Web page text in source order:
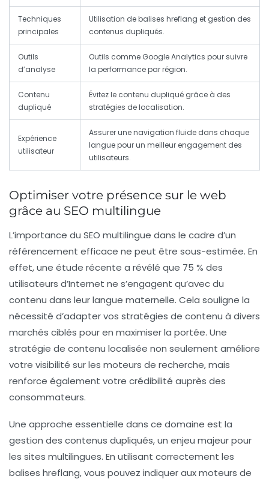
Techniques
principales
Utilisation debalises hreflang et gestion des
contenus dupliqués.
Outils
d’analyse
Outils comme Google Analytics pour suivre
la performancepar région.
Contenu
dupliqué
Évitez le contenu dupliqué grâce à des
stratégies delocalisation.
Expérience
utilisateur
Assurer une navigation fluide dans chaque
languepour un meilleur engagement des
utilisateurs.
Optimiser votre présence sur le web
grâce au SEO multilingue
L’importance du SEO multilingue dans le cadre d’un
référencement efficace ne peut être sous-estimée. En
effet, une étude récente a révélé que 75 % des
utilisateurs d’Internet ne s’engagent qu’avec du
contenu dans leur langue maternelle. Cela souligne la
nécessité d’adapter vos stratégies de contenu à divers
marchés ciblés pour en maximiser la portée. Une
stratégie de contenu localisée non seulement améliore
votre visibilité sur les moteurs de recherche, mais
renforce également votre crédibilité auprès des
consommateurs.
Une approche essentielle dans ce domaine est la
gestion des contenus dupliqués, un enjeu majeur pour
les sites multilingues. En utilisant correctement les
balises hreflang, vous pouvez indiquer aux moteurs de